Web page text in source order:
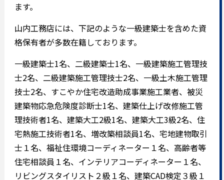
ます。
山内工務店には、下記のような一級建築士を含めた資
格保有者が多数在籍しております。
一級建築士1名、二級建築士1名、一級建築施工管理技
士2名、二級建築施工管理技士2名、一級土木施工管理
技士2名、すこやか住宅改造助成事業施工業者、被災
建築物応急危険度診断士1名、建築仕上げ改修施工管
理技術者1名、建築大工2級1名、建築大工3級2名、住
宅熱施工技術者1名、増改築相談員1名、宅地建物取引
士１名、福祉住環境コーディネーター１名、高齢者等
住宅相談員１名、インテリアコーディネーター１名、
リビングスタイリスト２級１名、建築CAD検定３級１